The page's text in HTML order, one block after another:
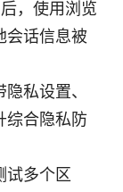
，使用浏览
会话信息被
私设置、
综合隐私防
试多个区